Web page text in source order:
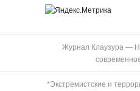
Журнал Клаузура —
*Экстремистские и